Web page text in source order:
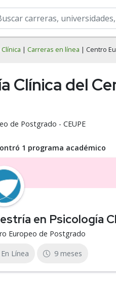
| Carreras en línea | Centro
Clínica del
de Postgrado - CEUPE
1 programa académico
en Psicología
Europeo de Postgrado
En Línea 9 meses